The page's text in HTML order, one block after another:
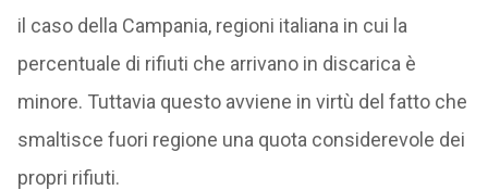
il caso della Campania, regioni italiana in cui la
percentuale di rifiuti che arrivano in discarica è
minore. Tuttavia questo avviene in virtù del fatto che
smaltisce fuori regione una quota considerevole dei
propri rifiuti.